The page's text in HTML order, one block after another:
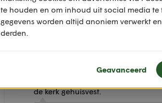
museum is gevestigd in een
Het museum is gevestigd in een
Harrison Memorial Hall. Het
kenmerkende element van het
ter herdenking van zijn Welshe
County Roscommon Historical
de kerk gehuisvest.
te houden en om inhoud uit social media te
gegevens worden altijd anoniem verwerkt
derden.
Geavanceerd